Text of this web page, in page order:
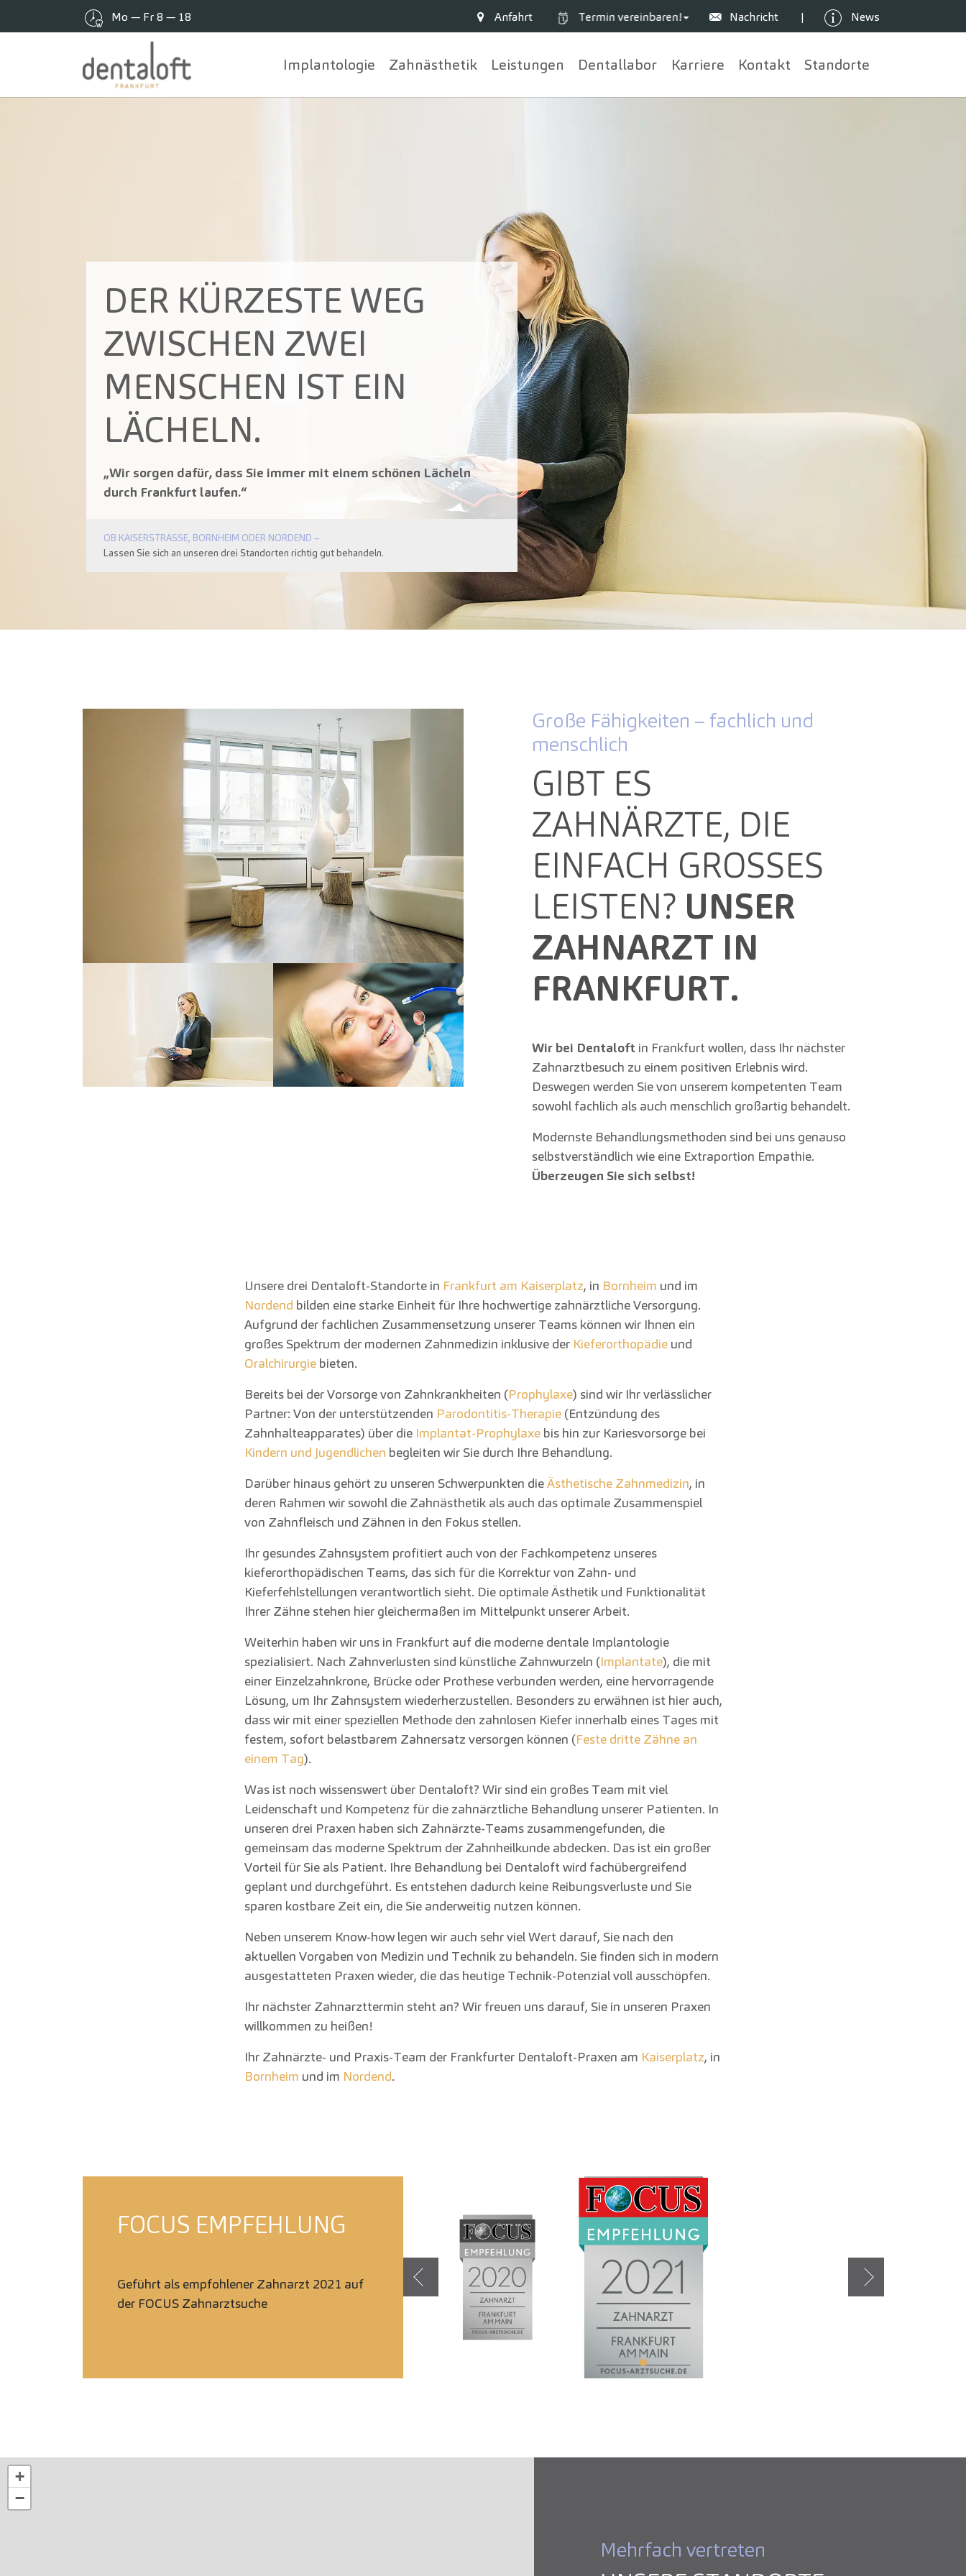
Zum Hauptinhalt springen
Mo — Fr 8 — 18 Anfahrt Terminvereinbaren! Nachricht | News
Implantologie Zahn­ästhetik Leistungen Dentallabor Karriere Kontakt Standorte
DER KÜRZESTE WEG
ZWISCHEN ZWEI
MENSCHEN IST EIN
LÄCHELN.
„Wir sorgen dafür, dass Sie immer mit einem schönen Lächeln
durch Frankfurt laufen.“
OB KAISERSTRASSE, BORNHEIM ODER NORDEND –
Lassen Sie sich an unseren drei Standorten richtig gut behandeln.
Große Fähigkeiten – fachlich und
menschlich
GIBT ES
ZAHNÄRZTE, DIE
EINFACH GROSSES L
EISTEN? UNSER
ZAHNARZT IN
FRANKFURT.
Wir bei Dentaloft in Frankfurt wollen, dass Ihr nächster
Zahnarztbesuch zu einem positiven Erlebnis wird.
Deswegen werden Sie von unserem kompetenten Team
sowohl fachlich als auch menschlich großartig behandelt.
Modernste Behandlungsmethoden sind bei uns genauso
selbstverständlich wie eine Extraportion Empathie.
Überzeugen Sie sich selbst!
Unsere drei Dentaloft-Standorte in Frankfurt am Kaiserplatz, in Bornheim und im
Nordend bilden eine starke Einheit für Ihre hochwertige zahnärztliche Versorgung.
Aufgrund der fachlichen Zusammensetzung unserer Teams können wir Ihnen ein
großes Spektrum der modernen Zahnmedizin inklusive der Kieferorthopädieund
Oralchirurgiebieten.
Bereits bei der Vorsorge von Zahnkrankheiten (Prophylaxe) sind wir Ihr verlässlicher
Partner: Von der unterstützenden Parodontitis-Therapie(Entzündung des
Zahnhalteapparates) über die Implantat-Prophylaxebis hin zur Kariesvorsorge bei
Kindern und Jugendlichen begleiten wir Sie durch Ihre Behandlung.
Darüber hinaus gehört zu unseren Schwerpunkten dieÄsthetische Zahnmedizin, in
deren Rahmen wir sowohl die Zahnästhetik als auch das optimale Zusammenspiel
von Zahnfleisch und Zähnen in den Fokus stellen.
Ihr gesundes Zahnsystem profitiert auch von der Fachkompetenz unseres
kieferorthopädischen Teams, das sich für die Korrektur von Zahn- und
Kieferfehlstellungen verantwortlich sieht. Die optimale Ästhetik und Funktionalität
Ihrer Zähne stehen hier gleichermaßen im Mittelpunkt unserer Arbeit.
Weiterhin haben wir uns in Frankfurt auf die moderne dentale Implantologie
spezialisiert. Nach Zahnverlusten sind künstliche Zahnwurzeln (Implantate), die mit
einer Einzelzahnkrone, Brücke oder Prothese verbunden werden, eine hervorragende
Lösung, um Ihr Zahnsystem wiederherzustellen. Besonders zu erwähnen ist hier auch,
dass wir mit einer speziellen Methode den zahnlosen Kiefer innerhalb eines Tages mit
festem, sofort belastbarem Zahnersatz versorgen können (Feste dritte Zähne an
einem Tag).
Was ist noch wissenswert über Dentaloft? Wir sind ein großes Team mit viel
Leidenschaft und Kompetenz für die zahnärztliche Behandlung unserer Patienten. In
unseren drei Praxen haben sich Zahnärzte-Teams zusammengefunden, die
gemeinsam das moderne Spektrum der Zahnheilkunde abdecken. Das ist ein großer
Vorteil für Sie als Patient. Ihre Behandlung bei Dentaloft wird fachübergreifend
geplant und durchgeführt. Es entstehen dadurch keine Reibungsverluste und Sie
sparen kostbare Zeit ein, die Sie anderweitig nutzen können.
Neben unserem Know-how legen wir auch sehr viel Wert darauf, Sie nach den
aktuellen Vorgaben von Medizin und Technik zu behandeln. Sie finden sich in modern
ausgestatteten Praxen wieder, die das heutige Technik-Potenzial voll ausschöpfen.
Ihr nächster Zahnarzttermin steht an? Wir freuen uns darauf, Sie in unseren Praxen
willkommen zu heißen!
Ihr Zahnärzte- und Praxis-Team der Frankfurter Dentaloft-Praxen am Kaiserplatz, in
Bornheim und im Nordend.
FOCUS EMPFEHLUNG
Geführt als empfohlener Zahnarzt 2021 auf
der FOCUS Zahnarztsuche
Zurück Weiter
Mehrfach vertreten
+
−